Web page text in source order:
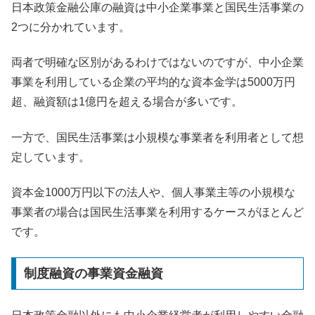
日本政策金融公庫の融資は中小企業事業と国民生活事業の
2つに分かれています。
両者で明確な区別があるわけではないのですが、中小企業
事業を利用している企業の平均的な資本金学は5000万円
超、融資額は1億円を超える場合が多いです。
一方で、国民生活事業は小規模な事業者を利用者として想
定しています。
資本金1000万円以下の法人や、個人事業主等の小規模な
事業者の場合は国民生活事業を利用するケースがほとんど
です。
制度融資の事業資金融資